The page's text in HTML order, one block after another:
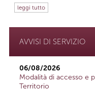
leggi tutto
AVVISI DI SERVIZIO
06/08/2026
Modalità di accesso e
Territorio